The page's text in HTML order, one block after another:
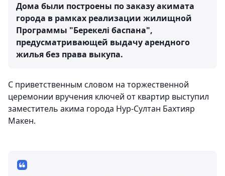
Дома были построены по заказу акимата
города в рамках реализации жилищной
Программы "Берекелі баспана",
предусматривающей выдачу арендного
жилья без права выкупа.
С приветственным словом на торжественной
церемонии вручения ключей от квартир выступил
заместитель акима города Нур-Султан Бахтияр
Макен.